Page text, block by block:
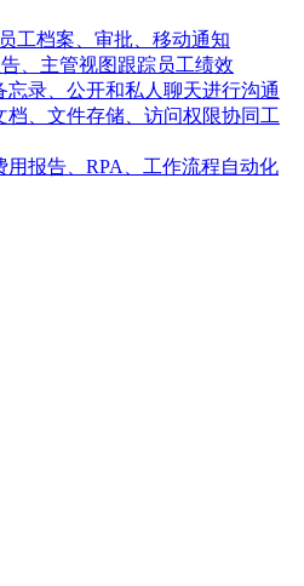
工档案、审批、移动通知
、主管视图跟踪员工绩效
忘录、公开和私人聊天进行沟通
档、文件存储、访问权限协同工
用报告、RPA、工作流程自动化